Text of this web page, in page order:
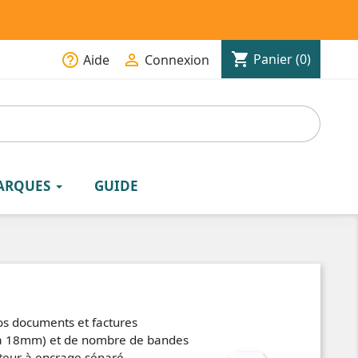
help_outline Aide  Connexion shopping_cart Panier(0)
GUIDE
documents et factures
et de nombre de bandes